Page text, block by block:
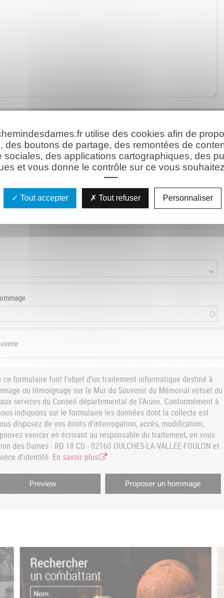
ce formulaire font l'objet d'un traitement informatique destiné à
ou témoignage sur le Mur du Souvenir du Mémorial virtuel du
services du Conseil départemental de l'Aisne. Conformément à
indiquons sur le formulaire les données dont la collecte est
disposez de vos droits d'interrogation, accès, modification,
exercer en écrivant au responsable du traitement, en vous
des Dames - RD 18 CD - 02160 OULCHES-LA-VALLEE-FOULON et
d'identité.En savoir plus
utilise des cookies afin de
des boutons de partage, des remontées de
sociales, des applications cartographiques, des
et vous donne le contrôle sur ce vous
Tout accepter Tout refuser Personnaliser